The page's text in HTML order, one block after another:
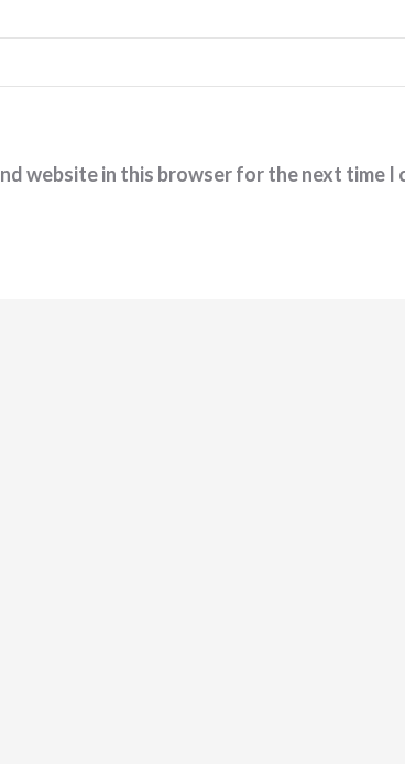
website in this browser for the next time I